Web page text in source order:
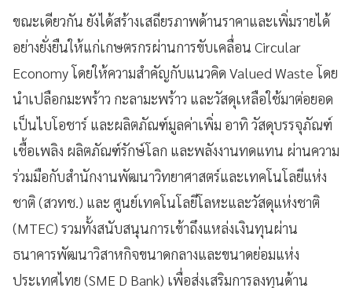
ขณะเดียวกัน ยังได้สร้างเสถียรภาพด้านราคาและเพิ่มรายได้
อย่างยั่งยืนให้แก่เกษตรกรผ่านการขับเคลื่อน Circular
Economy โดยให้ความสำคัญกับแนวคิด Valued Waste โดย
นำเปลือกมะพร้าว กะลามะพร้าว และวัสดุเหลือใช้มาต่อยอด
เป็นไบโอชาร์ และผลิตภัณฑ์มูลค่าเพิ่ม อาทิ วัสดุบรรจุภัณฑ์
เชื้อเพลิง ผลิตภัณฑ์รักษ์โลก และพลังงานทดแทน ผ่านความ
ร่วมมือกับสำนักงานพัฒนาวิทยาศาสตร์และเทคโนโลยีแห่ง
ชาติ (สวทช.) และ ศูนย์เทคโนโลยีโลหะและวัสดุแห่งชาติ
(MTEC) รวมทั้งสนับสนุนการเข้าถึงแหล่งเงินทุนผ่าน
ธนาคารพัฒนาวิสาหกิจขนาดกลางและขนาดย่อมแห่ง
ประเทศไทย (SME D Bank) เพื่อส่งเสริมการลงทุนด้าน